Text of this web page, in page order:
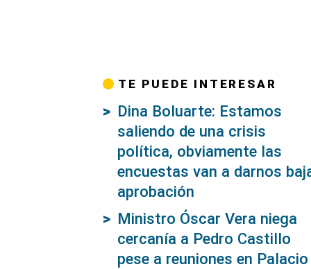
TE PUEDE INTERESAR
Dina Boluarte: Estamos
saliendo de una crisis
política, obviamente las
encuestas van a darnos
aprobación
Ministro Óscar Vera niega
cercanía a Pedro Castillo
pese a reuniones en Palacio